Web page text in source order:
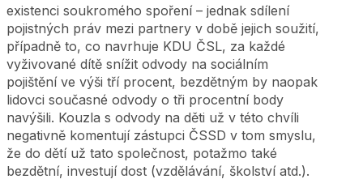
existenci soukromého spoření – jednak sdílení
pojistných práv mezi partnery v době jejich soužití,
případně to, co navrhuje KDU ČSL, za každé
vyživované dítě snížit odvody na sociálním
pojištění ve výši tří procent, bezdětným by naopak
lidovci současné odvody o tři procentní body
navýšili. Kouzla s odvody na děti už v této chvíli
negativně komentují zástupci ČSSD v tom smyslu,
že do dětí už tato společnost, potažmo také
bezdětní, investují dost (vzdělávání, školství atd.).